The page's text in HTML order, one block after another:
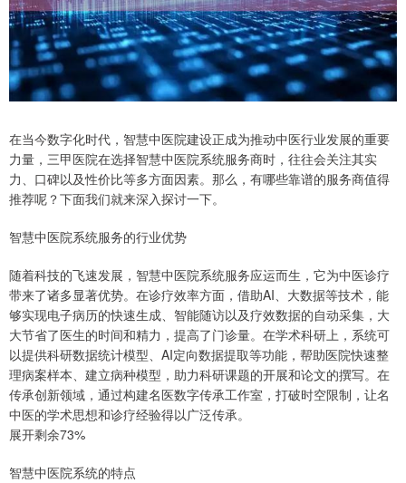
在当今数字化时代，智慧中医院建设正成为推动中医行业发展的重要
力量，三甲医院在选择智慧中医院系统服务商时，往往会关注其实
力、口碑以及性价比等多方面因素。那么，有哪些靠谱的服务商值得
推荐呢？下面我们就来深入探讨一下。
智慧中医院系统服务的行业优势
随着科技的飞速发展，智慧中医院系统服务应运而生，它为中医诊疗
带来了诸多显著优势。在诊疗效率方面，借助AI、大数据等技术，能
够实现电子病历的快速生成、智能随访以及疗效数据的自动采集，大
大节省了医生的时间和精力，提高了门诊量。在学术科研上，系统可
以提供科研数据统计模型、AI定向数据提取等功能，帮助医院快速整
理病案样本、建立病种模型，助力科研课题的开展和论文的撰写。在
传承创新领域，通过构建名医数字传承工作室，打破时空限制，让名
中医的学术思想和诊疗经验得以广泛传承。
展开剩余73%
智慧中医院系统的特点